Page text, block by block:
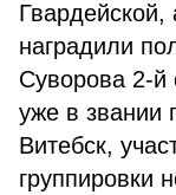
наградили
Суворова 2-й
уже в звании
Витебск,
группировки